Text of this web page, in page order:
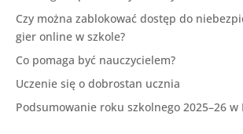
Czy można zablokować dostęp do
gier online w szkole?
Co pomaga być nauczycielem?
Uczenie się o dobrostan ucznia
Podsumowanie roku szkolnego 2025–26 w